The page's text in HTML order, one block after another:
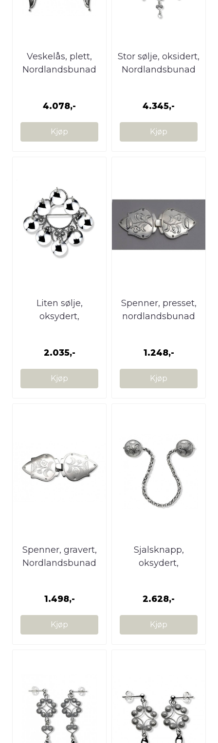
Veskelås, plett,
Nordlandsbunad
4.078,-
Kjøp
Stor sølje, oksidert,
Nordlandsbunad
4.345,-
Kjøp
Liten sølje,
oksydert,
2.035,-
Kjøp
Spenner, presset,
nordlandsbunad
1.248,-
Kjøp
Spenner, gravert,
Nordlandsbunad
1.498,-
Kjøp
Sjalsknapp,
oksydert,
2.628,-
Kjøp